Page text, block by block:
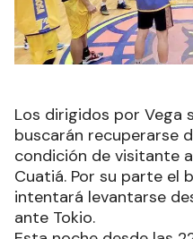
Los dirigidos por Vega
buscarán recuperarse
condición de visitante
Cuatiá. Por su parte el
intentará levantarse
ante Tokio.